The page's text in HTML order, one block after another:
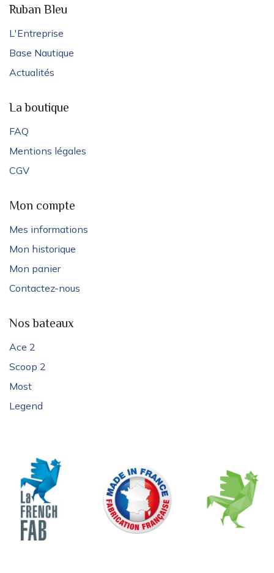
Ruban Bleu
L'Entreprise
Base Nautique
Actualités
La boutique
FAQ
Mentions légales
CGV
Mon compte
Mes informations
Mon historique
Mon panier
Contactez-nous
Nos bateaux
Ace 2
Scoop 2
Most
Legend